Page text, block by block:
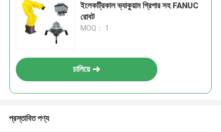
ইলেকট্রিকাল ভ্যাকুয়াম গ্রিপার সহ FANUC
রোবট
MOQ： 1
চালিয়ে
প্রস্তাবিত পণ্য